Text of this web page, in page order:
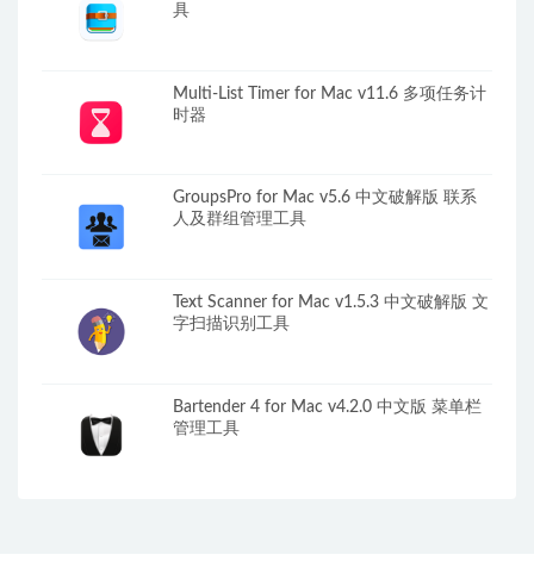
具
Multi-List Timer for Mac v11.6 多项任务计
时器
GroupsPro for Mac v5.6 中文破解版 联系
人及群组管理工具
Text Scanner for Mac v1.5.3 中文破解版 文
字扫描识别工具
Bartender 4 for Mac v4.2.0 中文版 菜单栏
管理工具